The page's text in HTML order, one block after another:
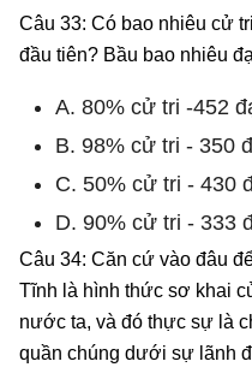
Câu 33: Có bao nhiêu cử
đầu tiên? Bầu bao nhiêu
A. 80% cử tri -452
B. 98% cử tri - 350
C. 50% cử tri - 430
D. 90% cử tri - 333
Câu 34: Căn cứ vào đâu
Tĩnh là hình thức sơ khai
nước ta, và đó thực sự là
quần chúng dưới sự lãnh